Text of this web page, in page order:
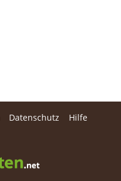
Datenschutz
Hilfe